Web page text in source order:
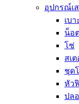
อุปกรณ์เ
เบ
น็อ
โซ่
สเ
ชุด
หัว
ปล